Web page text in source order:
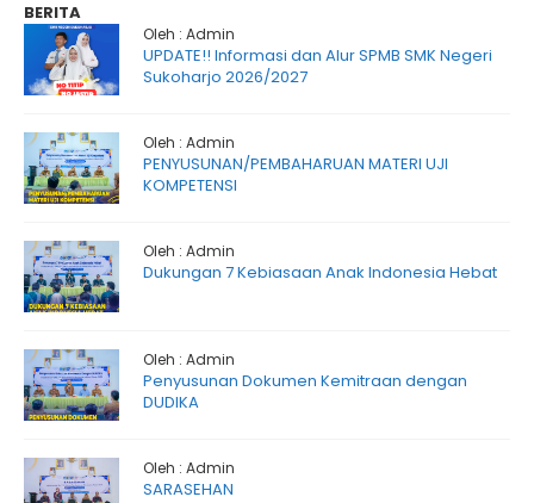
BERITA
Oleh : Admin
UPDATE!! Informasi dan Alur SPMB SMK Negeri
Sukoharjo 2026/2027
Oleh : Admin
PENYUSUNAN/PEMBAHARUAN MATERI UJI
KOMPETENSI
Oleh : Admin
Dukungan 7 Kebiasaan Anak Indonesia Hebat
Oleh : Admin
Penyusunan Dokumen Kemitraan dengan
DUDIKA
Oleh : Admin
SARASEHAN